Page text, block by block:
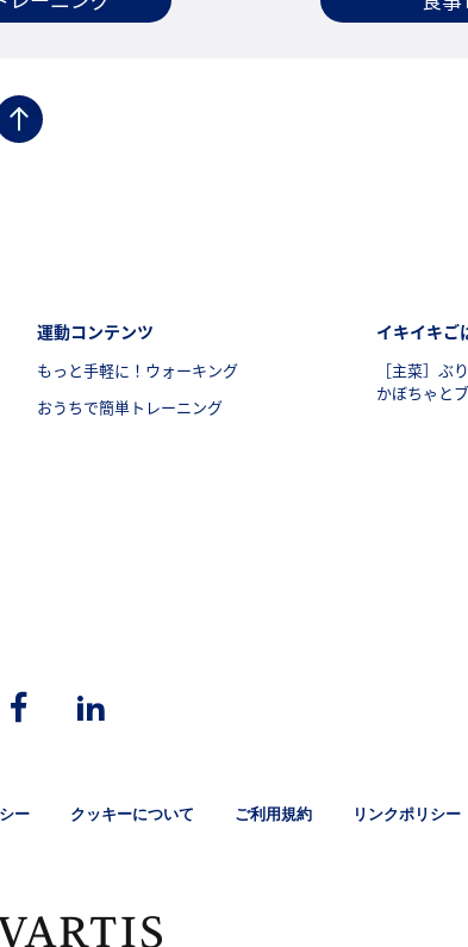
運動コンテンツ
もっと手軽に！ウォーキング
おうちで簡単トレーニング
イキイキご
［主菜］ぶ
かぼちゃと
ー クッキーについて ご利用規約 リンクポリシー